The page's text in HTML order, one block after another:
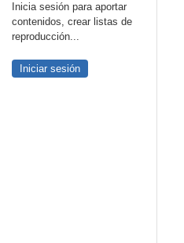
Inicia sesión para aportar
contenidos, crear listas de
reproducción...
Iniciar sesión